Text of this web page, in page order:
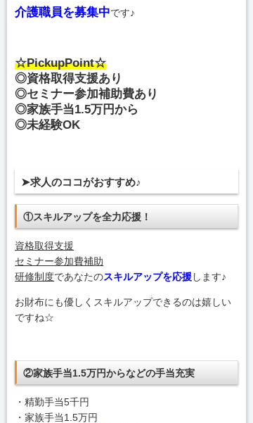
介護職員を募集中です♪
☆PickupPoint☆
◎資格取得支援あり
◎セミナー参加補助費あり
◎家族手当1.5万円から
◎未経験OK
➤求人のココがおすすめ♪
①スキルアップを全力応援！
資格取得支援
セミナー参加費補助
研修制度であなたのスキルアップを応援します♪
お財布にも優しくスキルアップできるのは嬉しい
ですね☆
②家族手当1.5万円からなどの手当充実
・精勤手当5千円
・家族手当1.5万円